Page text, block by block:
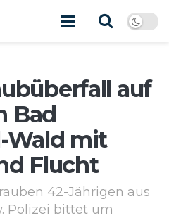
auf
Bad
Wald mit
Flucht
42-Jährigen aus
Polizei bittet um